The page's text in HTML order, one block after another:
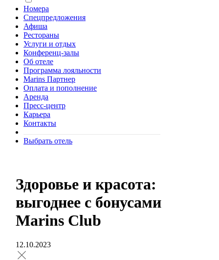
Номера
Спецпредложения
Афиша
Рестораны
Услуги и отдых
Конференц-залы
Об отеле
Программа лояльности
Marins Партнер
Оплата и пополнение
Аренда
Пресс-центр
Карьера
Контакты
Выбрать отель
Здоровье и красота:
выгоднее с бонусами
Marins Club
12.10.2023